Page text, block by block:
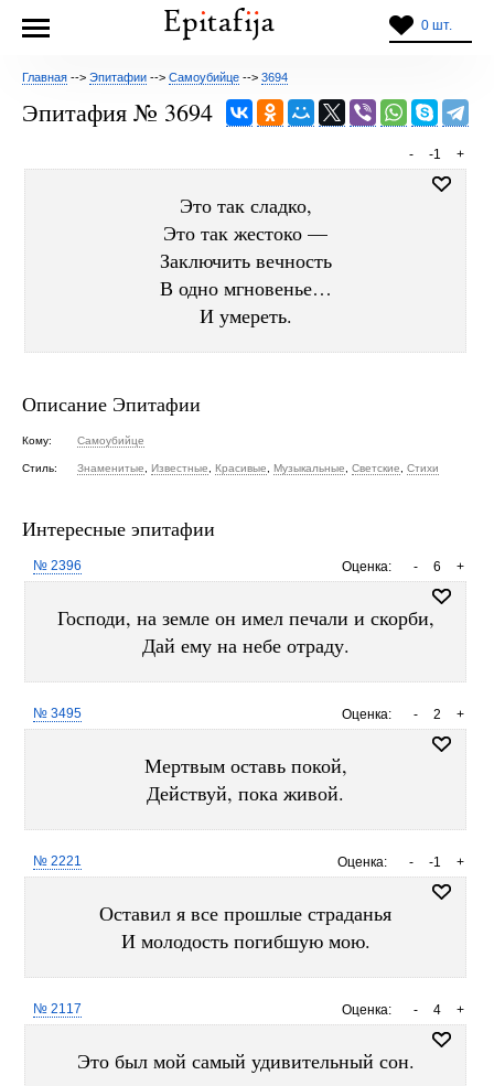
0 шт.
Главная --> Эпитафии --> Самоубийце --> 3694
Эпитафия № 3694
+
-1
-
Это так сладко,
Это так жестоко —
Заключить вечность
В одно мгновенье…
И умереть.
Описание Эпитафии
Кому: Самоубийце
Стиль: Знаменитые Известные Красивые Музыкальные Светские Стихи
Интересные эпитафии
Оценка: +
6
-
№ 2396
Господи, на земле он имел печали и скорби,
Дай ему на небе отраду.
Оценка: +
2
-
№ 3495
Мертвым оставь покой,
Действуй, пока живой.
Оценка: +
-1
-
№ 2221
Оставил я все прошлые страданья
И молодость погибшую мою.
Оценка: +
4
-
№ 2117
Это был мой самый удивительный сон.